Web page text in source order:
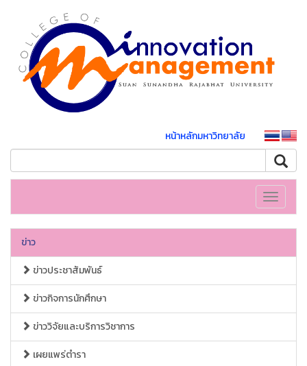
หน้าหลักมหาวิทยาลัย
Toggle
ข่าว
ข่าวประชาสัมพันธ์
ข่าวกิจการนักศึกษา
ข่าววิจัยและบริการวิชาการ
เผยแพร่ตำรา